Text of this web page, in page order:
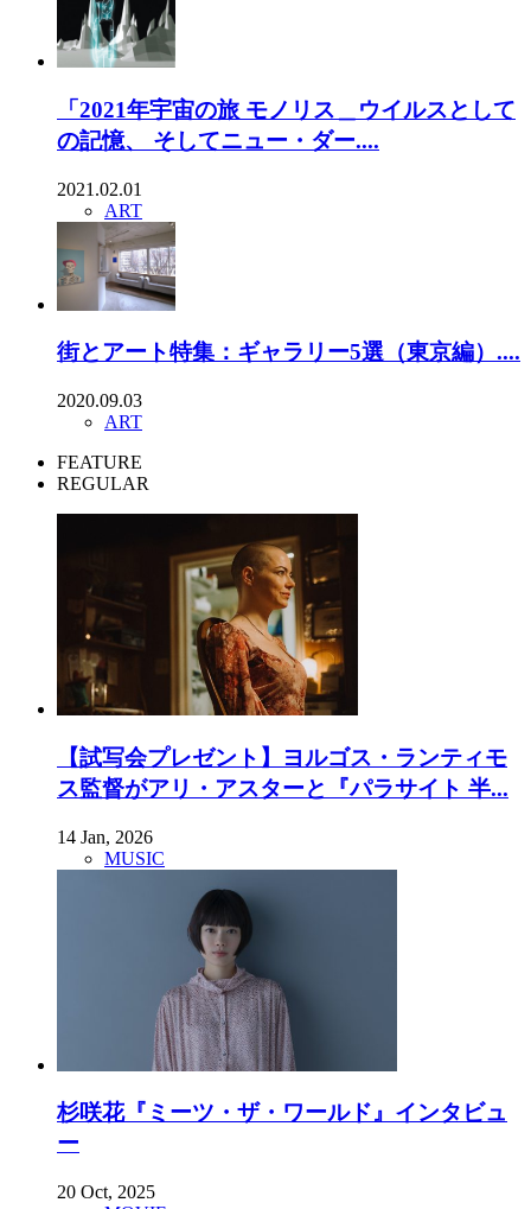
「2021年宇宙の旅 モノリス＿ウイルスとして
の記憶、 そしてニュー・ダー....
2021.02.01
ART
街とアート特集：ギャラリー5選（東京編）....
2020.09.03
ART
FEATURE
REGULAR
【試写会プレゼント】ヨルゴス・ランティモ
ス監督がアリ・アスターと『パラサイト 半...
14 Jan, 2026
MUSIC
杉咲花『ミーツ・ザ・ワールド』インタビュ
ー
20 Oct, 2025